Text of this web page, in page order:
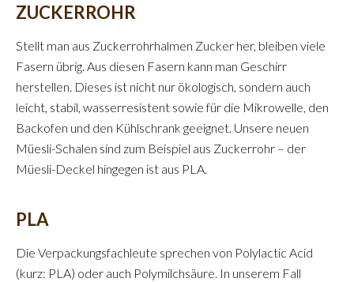
ZUCKERROHR
Stellt man aus Zuckerrohrhalmen Zucker her, bleiben viele
Fasern übrig. Aus diesen Fasern kann man Geschirr
herstellen. Dieses ist nicht nur ökologisch, sondern auch
leicht, stabil, wasserresistent sowie für die Mikrowelle, den
Backofen und den Kühlschrank geeignet. Unsere neuen
Müesli-Schalen sind zum Beispiel aus Zuckerrohr – der
Müesli-Deckel hingegen ist aus PLA.
PLA
Die Verpackungsfachleute sprechen von Polylactic Acid
(kurz: PLA) oder auch Polymilchsäure. In unserem Fall